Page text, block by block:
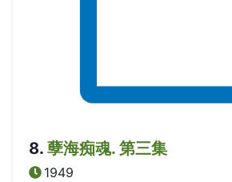
8. 孽海痴魂. 第三集
1949